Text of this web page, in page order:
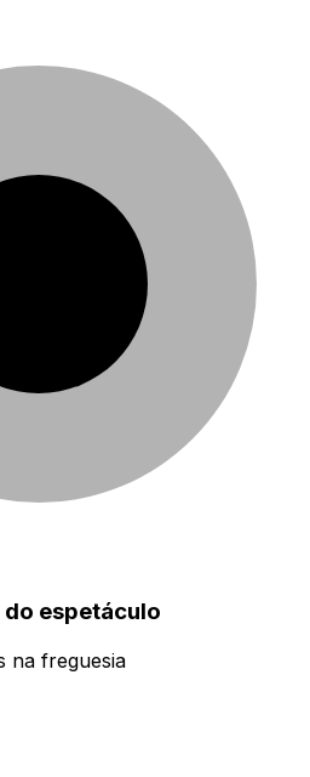
espetáculo
na freguesia